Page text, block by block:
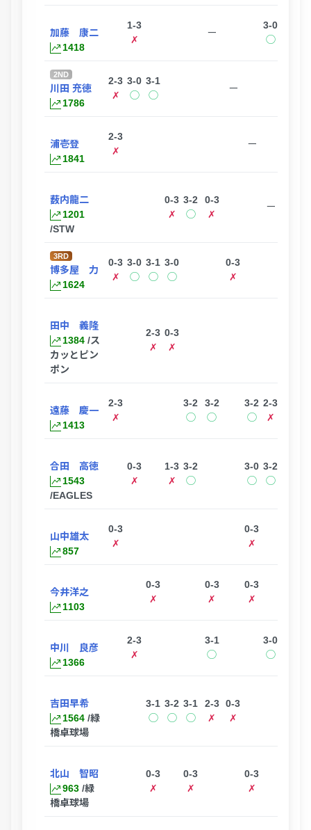
加藤 康二
1418
1-3
✗
ー
3-0
◯
2ND
川田 充徳
1786
2-3
✗
3-0
◯
3-1
◯
ー
浦壱登
1841
2-3
✗
ー
薮内龍二
1201
/STW
0-3
✗
3-2
◯
0-3
✗
ー
3RD
博多屋 力
1624
0-3
✗
3-0
◯
3-1
◯
3-0
◯
0-3
✗
田中 義隆
1384 /ス
カッとピン
ポン
2-3
✗
0-3
✗
遠藤 慶一
1413
2-3
✗
3-2
◯
3-2
◯
3-2
◯
2-3
✗
合田 高徳
1543
/EAGLES
0-3
✗
1-3
✗
3-2
◯
3-0
◯
3-2
◯
山中雄太
857
0-3
✗
0-3
✗
今井洋之
1103
0-3
✗
0-3
✗
0-3
✗
中川 良彦
1366
2-3
✗
3-1
◯
3-0
◯
吉田早希
1564 /緑
橋卓球場
3-1
◯
3-2
◯
3-1
◯
2-3
✗
0-3
✗
北山 智昭
963 /緑
橋卓球場
0-3
✗
0-3
✗
0-3
✗